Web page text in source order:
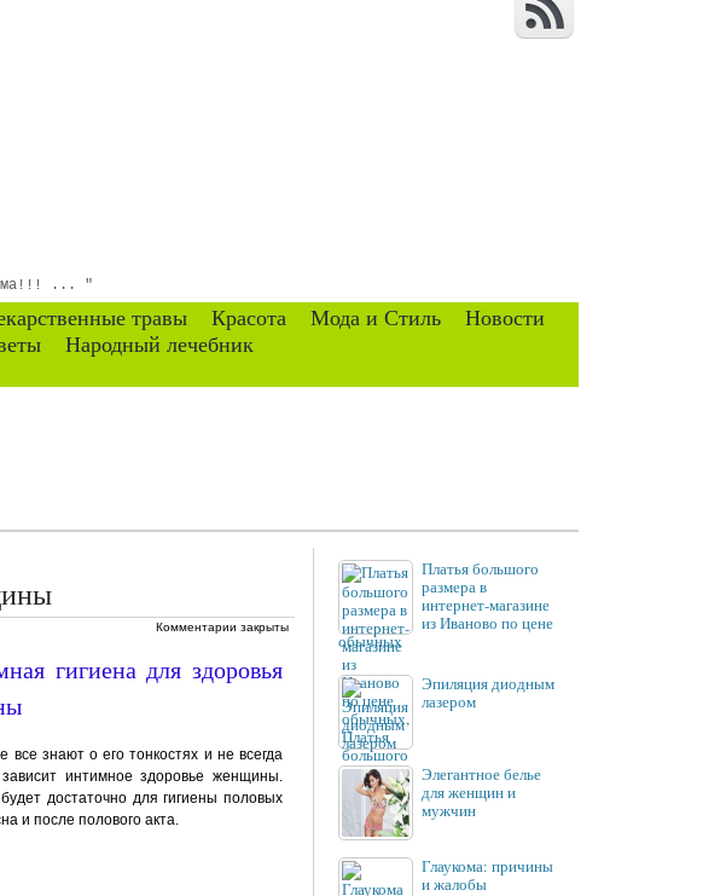
сама!!! ... "
травы Красота Мода и Стиль
Новости
Народный лечебник
Комментарии закрыты
знают о его тонкостях и не всегда
интимное здоровье женщины.
достаточно для гигиены половых
и после полового акта.
Платья большого
размера в
интернет-магазине
из Иваново по цене
обычных
Эпиляция диодным
лазером
Элегантное белье
для женщин и
мужчин
Глаукома: причины
и жалобы